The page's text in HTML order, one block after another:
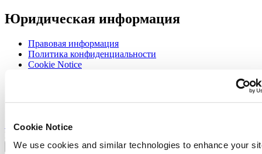
Cookie Notice
We use cookies and similar technologies to enhance your
Юридическая информация
Правовая информация
Политика конфиденциальности
Cookie Notice
Sign up
Выбрать страну/регион
Переключатель языка